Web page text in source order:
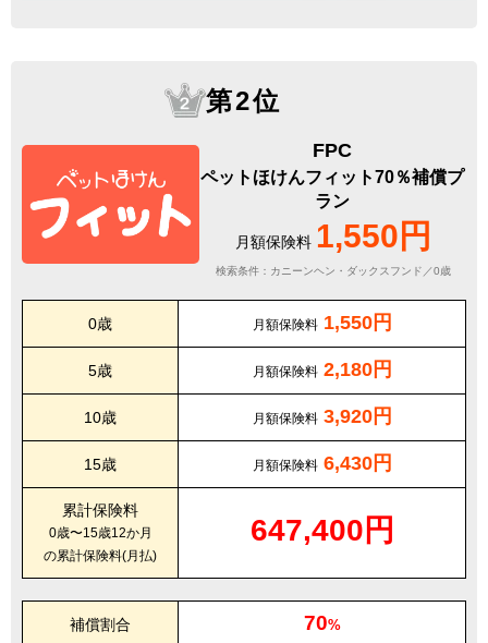
第2位
FPC
ペットほけんフィット70％補償プ
ラン
月額保険料 1,550円
検索条件：カニーンヘン・ダックスフンド／0歳
0歳 月額保険料 1,550円
5歳 月額保険料 2,180円
10歳 月額保険料 3,920円
15歳 月額保険料 6,430円
累計保険料
0歳〜15歳12か月
の累計保険料(月払)
647,400円
補償割合 70%